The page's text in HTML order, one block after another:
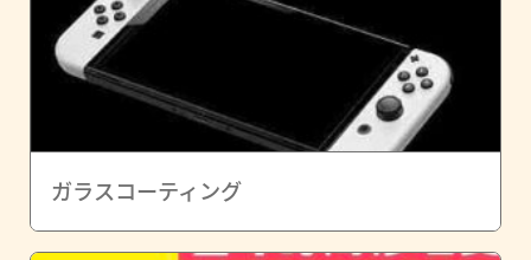
ガラスコーティング